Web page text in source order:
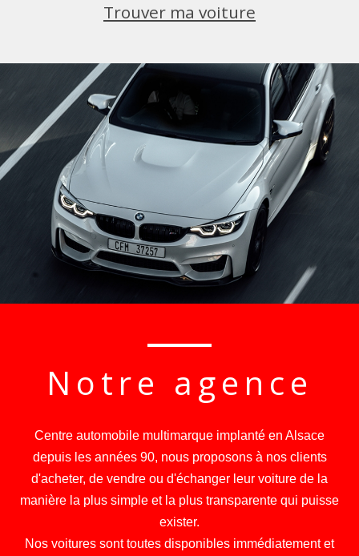
Trouver ma voiture
Notre agence
Centre automobile multimarque implanté en Alsace
depuis les années 90, nous proposons à nos clients
d'acheter, de vendre ou d'échanger leur voiture de la
manière la plus simple et la plus transparente qui puisse
exister.
Nos voitures sont toutes disponibles immédiatement et